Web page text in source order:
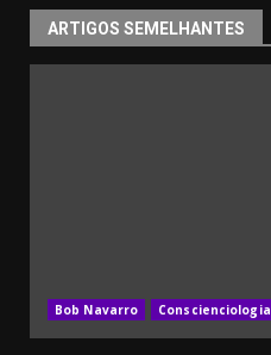
ARTIGOS SEMELHANTES
Bob Navarro Conscienciologia